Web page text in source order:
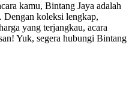
kamu, Bintang Jaya adalah
Dengan koleksi lengkap,
yang terjangkau, acara
Yuk, segera hubungi Bintang